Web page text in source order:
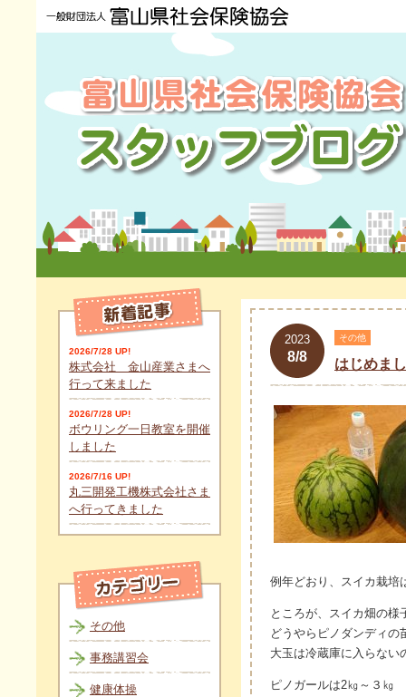
2023
8/8
その他
はじめま
例年どおり、スイカ栽培
ところが、スイカ畑の様
どうやらピノダンディの
大玉は冷蔵庫に入らない
ピノガールは2㎏～３㎏
2026/7/28 UP!
株式会社 金山産業さまへ
行って来ました
2026/7/28 UP!
ボウリング一日教室を開催
しました
2026/7/16 UP!
丸三開発工機株式会社さま
へ行ってきました
その他
事務講習会
健康体操